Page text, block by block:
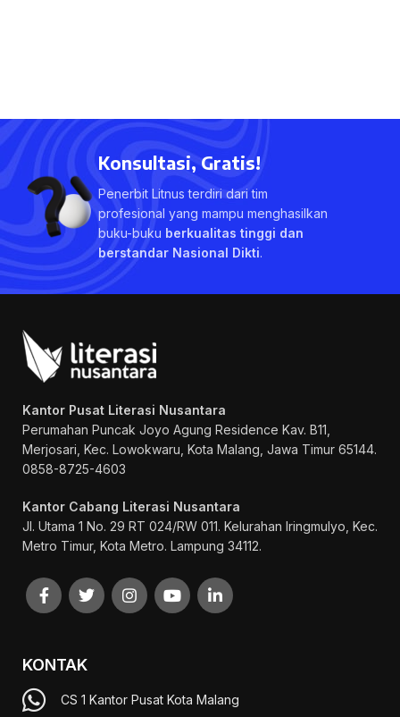
Konsultasi, Gratis!
Penerbit Litnus terdiri dari tim
profesional yang mampu menghasilkan
buku-buku berkualitas tinggi dan
berstandar Nasional Dikti.
Kantor Pusat Literasi Nusantara
Perumahan Puncak Joyo Agung Residence Kav. B11,
Merjosari, Kec. Lowokwaru, Kota Malang, Jawa Timur 65144.
0858-8725-4603
Kantor Cabang Literasi Nusantara
Jl. Utama 1 No. 29 RT 024/RW 011. Kelurahan Iringmulyo, Kec.
Metro Timur, Kota Metro. Lampung 34112.
KONTAK
CS 1 Kantor Pusat Kota Malang